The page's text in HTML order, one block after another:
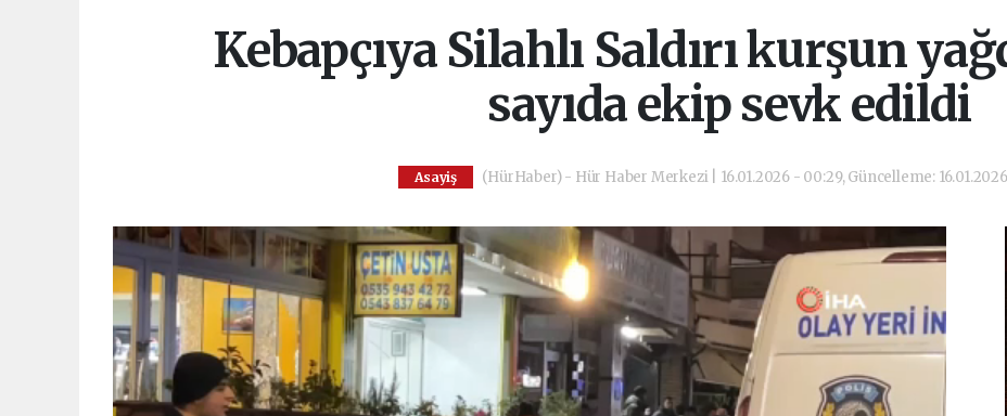
Kebapçıya Silahlı Saldırı kurşun
sayıda ekip sevk edildi
Asayiş (HürHaber) - Hür Haber Merkezi | 16.01.2026 - 00:29, Güncelleme: